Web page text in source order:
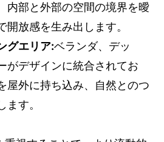
内部と外部の空間の境界を曖
開放感を生み出します。
グエリア:ベランダ、デッ
がデザインに統合されてお
屋外に持ち込み、自然とのつ
ます。